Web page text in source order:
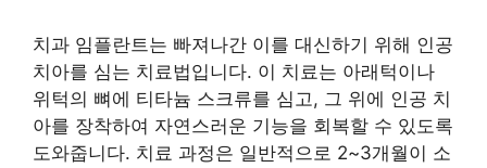
치과 임플란트는 빠져나간 이를 대신하기 위해 인공
치아를 심는 치료법입니다. 이 치료는 아래턱이나
위턱의 뼈에 티타늄 스크류를 심고, 그 위에 인공 치
아를 장착하여 자연스러운 기능을 회복할 수 있도록
도와줍니다. 치료 과정은 일반적으로 2~3개월이 소